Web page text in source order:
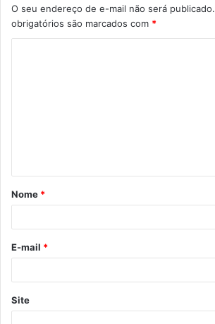
O seu endereço de e-mail não será publicado.
obrigatórios são marcados com *
á
r
*
Nome *
E-mail *
Site